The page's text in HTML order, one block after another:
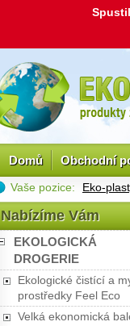
Domů Obchodní
Vaše pozice: Eko-
Nabízíme Vám
EKOLOGICKÁ
DROGERIE
Ekologické čistící a
prostředky Feel Eco
Velká ekonomická